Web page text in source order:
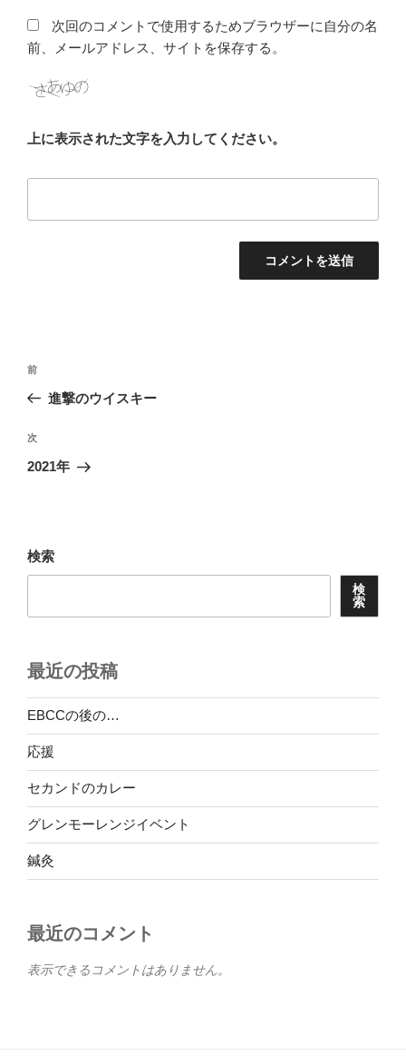
次回のコメントで使用するためブラウザーに自分の名
前、メールアドレス、サイトを保存する。
上に表示された文字を入力してください。
投
ビ
ゲ
ン
前
の
稿
前
進撃のウイスキー
次
の
次
2021年
検索
検
索
最近の投稿
EBCCの後の…
応援
セカンドのカレー
グレンモーレンジイベント
鍼灸
最近のコメント
表示できるコメントはありません。